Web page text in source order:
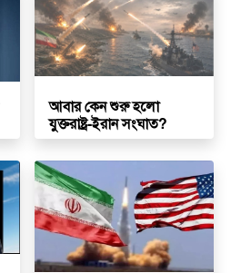
আবার কেন শুরু হলো
যুক্তরাষ্ট্র-ইরান সংঘাত?